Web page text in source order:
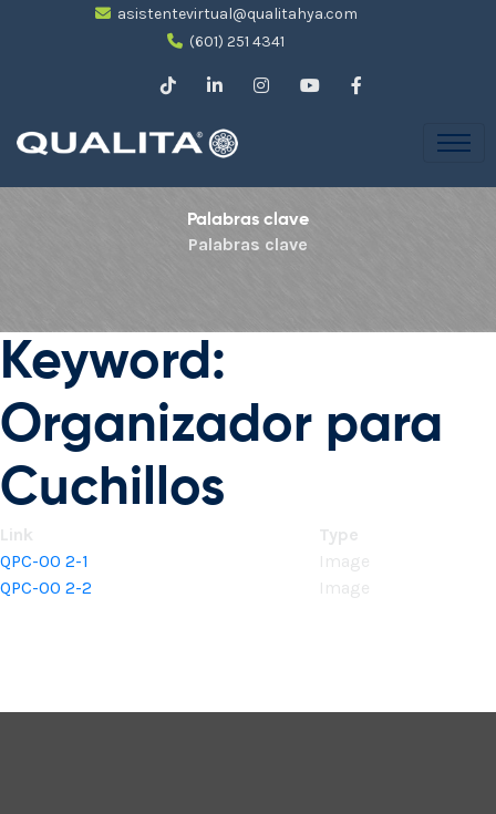
asistentevirtual@qualitahya.com
(601) 251 4341
Palabras clave
Palabras clave
Keyword:
Organizador para
Cuchillos
Link
Type
QPC-00 2-1
Image
QPC-00 2-2
Image